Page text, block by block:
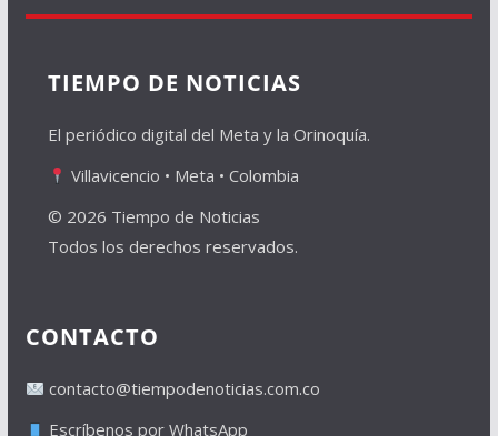
TIEMPO DE NOTICIAS
El periódico digital del Meta y la Orinoquía.
Villavicencio • Meta • Colombia
© 2026 Tiempo de Noticias
Todos los derechos reservados.
CONTACTO
contacto@tiempodenoticias.com.co
Escríbenos por WhatsApp